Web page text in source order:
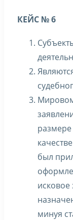
КЕЙС № 6
был
минуя